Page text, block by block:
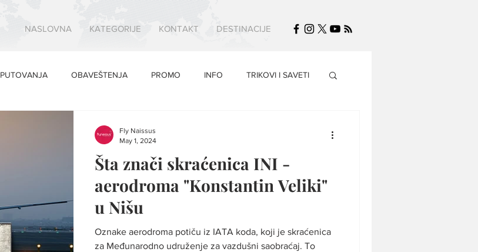
NASLOVNA KATEGORIJE KONTAKT DESTINACIJE
PUTOVANJA OBAVEŠTENJA PROMO INFO TRIKOVI I SAVETI
Šta znači skraćenica INI -
aerodroma "Konstantin Veliki"
u Nišu
Oznake aerodroma potiču iz IATA koda, koji je skraćenica
za Međunarodno udruženje za vazdušni saobraćaj. To
Fly Naissus
May 1, 2024